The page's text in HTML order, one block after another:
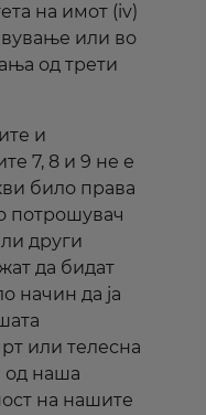
на имот (iv)
или во
од трети
и
7, 8 и 9 не е
било права
потрошувач
други
да бидат
начин да ја
или телесна
од наша
на нашите